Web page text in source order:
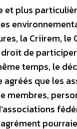
plus
la Criirem,
de
temps, le
que les
membres,